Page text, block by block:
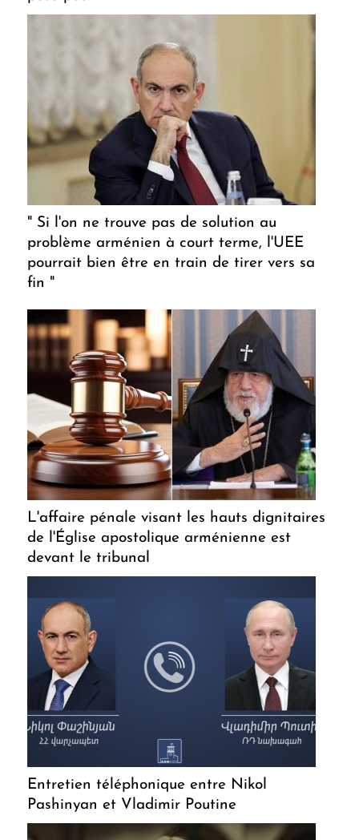
" Si l'on ne trouve pas de solution au
problème arménien à court terme, l'UEE
pourrait bien être en train de tirer vers sa
fin "
L'affaire pénale visant les hauts dignitaires
de l'Église apostolique arménienne est
devant le tribunal
Entretien téléphonique entre Nikol
Pashinyan et Vladimir Poutine